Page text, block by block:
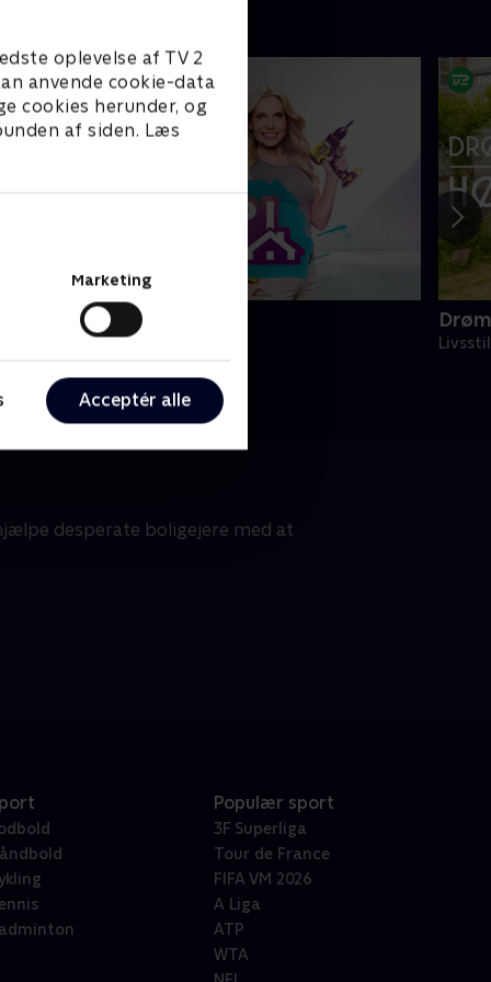
oplevelse af TV 2
anvende cookie-data
cookies herunder, og
af siden. Læs
Marketing
Acceptér alle
Ryd op i dit liv
• 6 sæsoner
desperate boligejere med at
Populær sport
3F Superliga
Tour de France
FIFA VM 2026
A Liga
ATP
WTA